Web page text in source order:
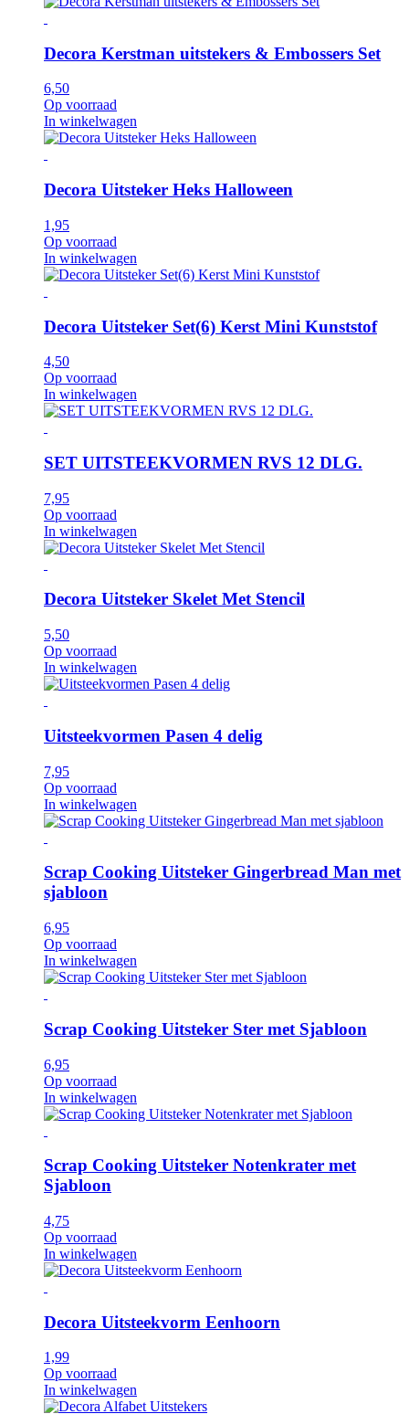
Decora Kerstman uitstekers & Embossers Set
6,50
Op voorraad
In winkelwagen
Decora Uitsteker Heks Halloween
1,95
Op voorraad
In winkelwagen
Decora Uitsteker Set(6) Kerst Mini Kunststof
4,50
Op voorraad
In winkelwagen
SET UITSTEEKVORMEN RVS 12 DLG.
7,95
Op voorraad
In winkelwagen
Decora Uitsteker Skelet Met Stencil
5,50
Op voorraad
In winkelwagen
Uitsteekvormen Pasen 4 delig
7,95
Op voorraad
In winkelwagen
Scrap Cooking Uitsteker Gingerbread Man met
sjabloon
6,95
Op voorraad
In winkelwagen
Scrap Cooking Uitsteker Ster met Sjabloon
6,95
Op voorraad
In winkelwagen
Scrap Cooking Uitsteker Notenkrater met
Sjabloon
4,75
Op voorraad
In winkelwagen
Decora Uitsteekvorm Eenhoorn
1,99
Op voorraad
In winkelwagen